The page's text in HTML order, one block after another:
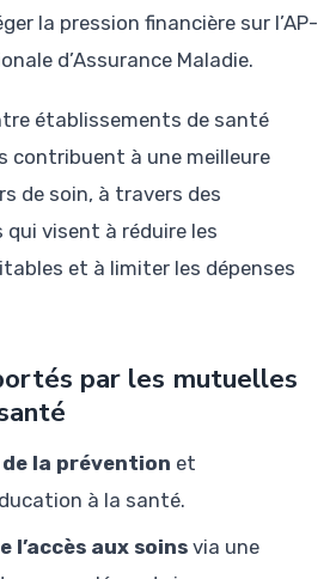
la pression financière sur l’AP-
d’Assurance Maladie.
établissements de santé
contribuent à une meilleure
de soin, à travers des
qui visent à réduire les
et à limiter les dépenses
par les mutuelles
la prévention et
à la santé.
l’accès aux soins via une